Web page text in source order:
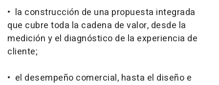
• la construcción de una propuesta integrada
que cubre toda la cadena de valor, desde la
medición y el diagnóstico de la experiencia de
cliente;
• el desempeño comercial, hasta el diseño e